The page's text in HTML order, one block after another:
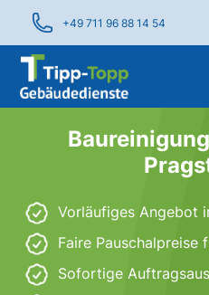
+49 711 96 88 14 54
Vorläufiges Angebot
Faire Pauschalpreise
Sofortige